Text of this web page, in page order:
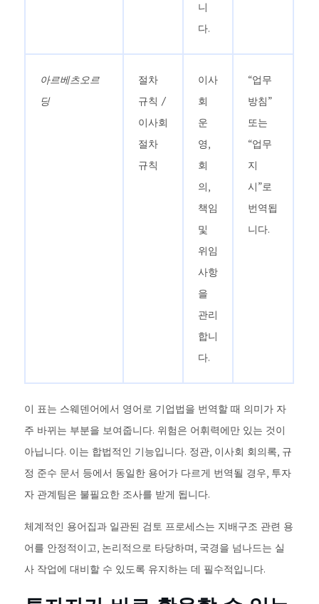
니
다.
아르베츠오르
딩
절차
규칙 /
이사회
절차
규칙
이사
회
운
영,
회
의,
책임
및
위임
사항
을
관리
합니
다.
“업무
방침”
또는
“업무
지
시”로
번역됩
니다.
이 표는 스웨덴어에서 영어로 기업법을 번역할 때 의미가 자
주 바뀌는 부분을 보여줍니다. 위험은 어휘력에만 있는 것이
아닙니다. 이는 합법적인 기능입니다. 정관, 이사회 회의록, 규
정 준수 문서 등에서 동일한 용어가 다르게 번역될 경우, 투자
자 관계팀은 불필요한 조사를 받게 됩니다.
체계적인 용어집과 일관된 검토 프로세스는 지배구조 관련 용
어를 안정적이고, 논리적으로 타당하며, 국경을 넘나드는 실
사 작업에 대비할 수 있도록 유지하는 데 필수적입니다.